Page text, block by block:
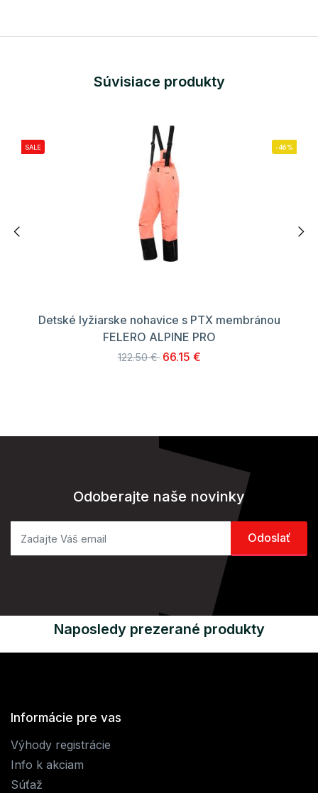
Súvisiace produkty
SALE -46%
Detské lyžiarske nohavice s PTX membránou
FELERO ALPINE PRO
122.50 € 66.15 €
Odoberajte naše novinky
Naposledy prezerané produkty
Informácie pre vas
Výhody registrácie
Info k akciam
Súťaž